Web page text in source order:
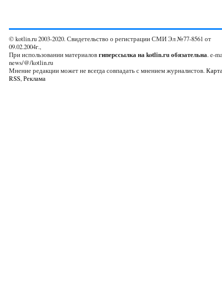
© kotlin.ru 2003-2020. Свидетельство о регистрации СМИ Эл №77-8561 от
09.02.2004г.,
При использовании материаловгиперссылка на kotlin.ru обязательна. e-
news/@/kotlin.ru
Мнение редакции может не всегда совпадать с мнением журналистов.
RSS,Реклама